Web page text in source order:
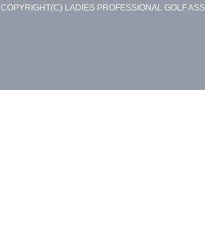
COPYRIGHT(C) LADIES PROFESSIONAL GOLF